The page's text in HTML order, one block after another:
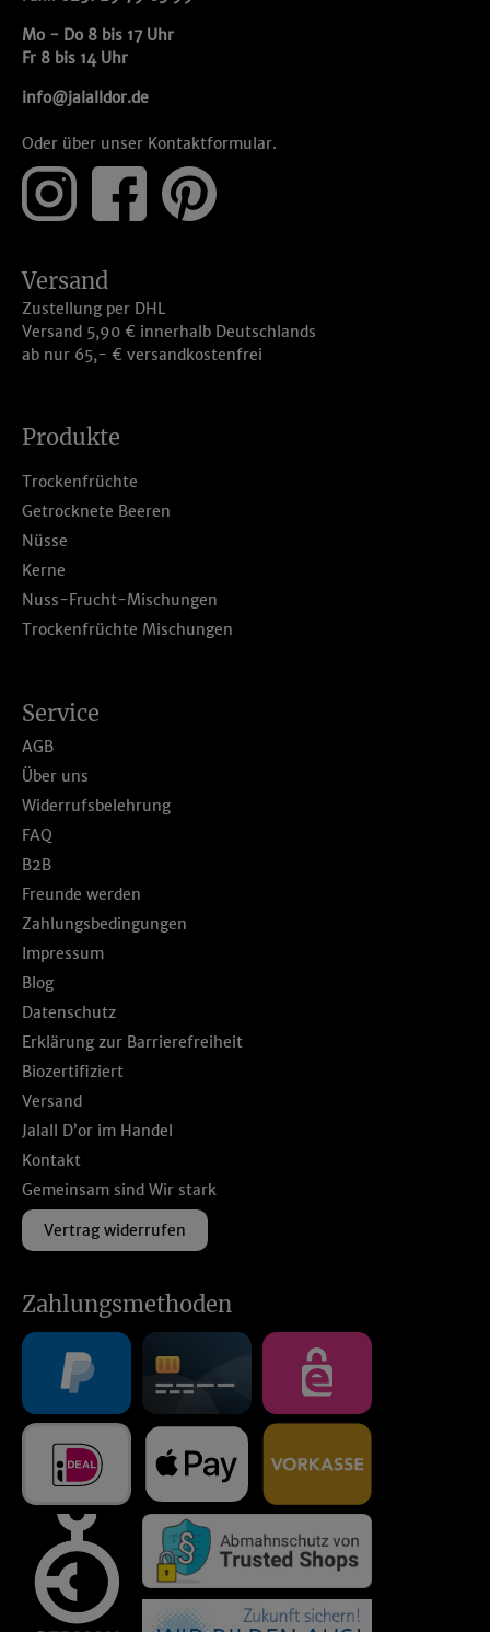
Mo - Do 8 bis 17 Uhr
Fr 8 bis 14 Uhr
info@jalalldor.de
Oder über unser Kontaktformular.
Service
AGB
Über uns
Widerrufsbelehrung
FAQ
B2B
Freunde werden
Zahlungsbedingungen
Impressum
Blog
Datenschutz
Erklärung zur Barrierefreiheit
Biozertifiziert
Versand
Jalall D’or im Handel
Kontakt
Gemeinsam sind Wir stark
Vertrag widerrufen
Versand
Zustellung per DHL
Versand 5,90 € innerhalb Deutschlands
ab nur 65,- € versandkostenfrei
Produkte
Trockenfrüchte
Getrocknete Beeren
Nüsse
Kerne
Nuss-Frucht-Mischungen
Trockenfrüchte Mischungen
Zahlungsmethoden